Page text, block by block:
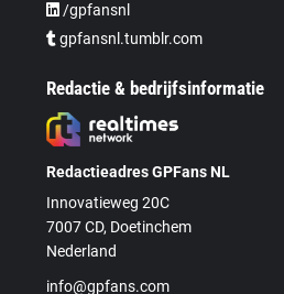
/gpfansnl
gpfansnl.tumblr.com
Redactie & bedrijfsinformatie
Redactieadres GPFans NL
Innovatieweg 20C
7007 CD, Doetinchem
Nederland
info@gpfans.com